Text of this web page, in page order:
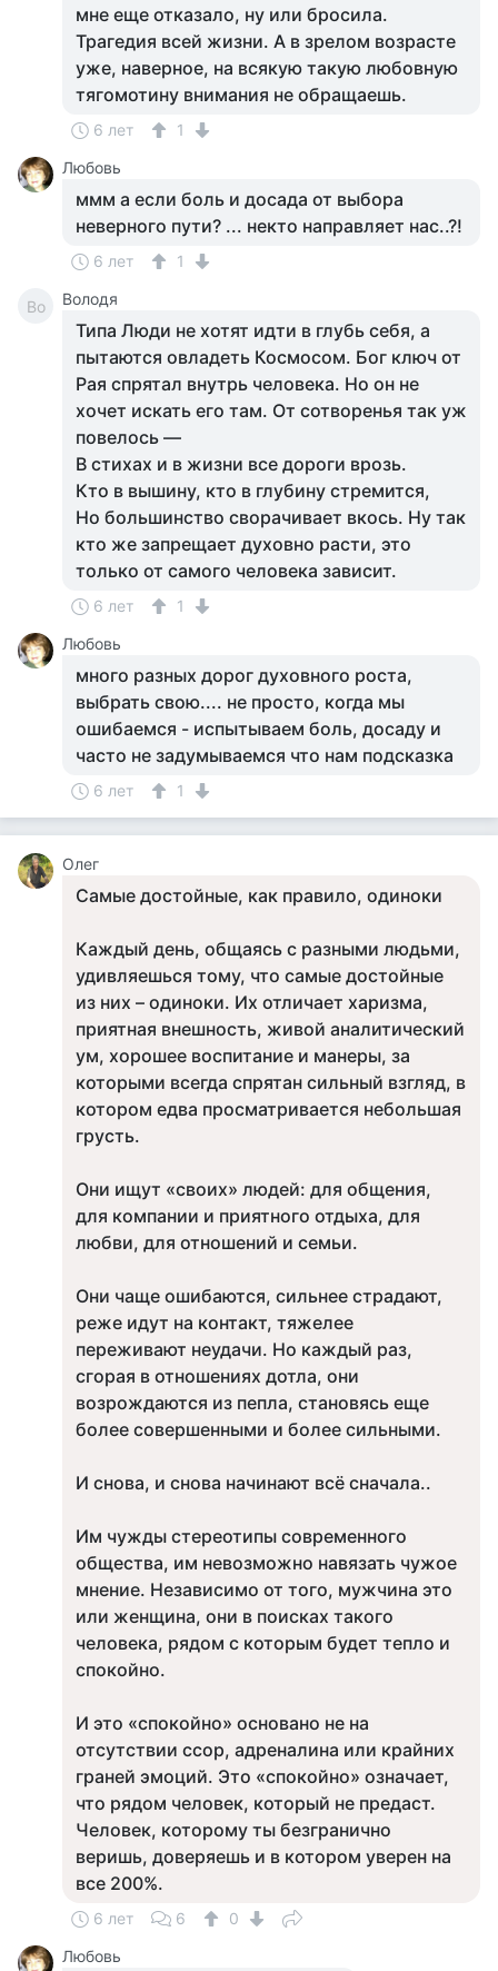
мне еще отказало, ну или бросила.
Трагедия всей жизни. А в зрелом возрасте
уже, наверное, на всякую такую любовную
тягомотину внимания не обращаешь.
6 лет
1
Любовь
ммм а если боль и досада от выбора
неверного пути? ... некто направляет нас..?!
6 лет 1
Во Володя
Типа Люди не хотят идти в глубь себя, а
пытаются овладеть Космосом. Бог ключ от
Рая спрятал внутрь человека. Но он не
хочет искать его там. От сотворенья так уж
повелось —
В стихах и в жизни все дороги врозь.
Кто в вышину, кто в глубину стремится,
Но большинство сворачивает вкось. Ну так
кто же запрещает духовно расти, это
только от самого человека зависит.
6 лет
1
Любовь
много разных дорог духовного роста,
выбрать свою.... не просто, когда мы
ошибаемся - испытываем боль, досаду и
часто не задумываемся что нам подсказка
6 лет 1
Олег
Самые достойные, как правило, одиноки
Каждый день, общаясь с разными людьми,
удивляешься тому, что самые достойные
из них – одиноки. Их отличает харизма,
приятная внешность, живой аналитический
ум, хорошее воспитание и манеры, за
которыми всегда спрятан сильный взгляд, в
котором едва просматривается небольшая
грусть.
Они ищут «своих» людей: для общения,
для компании и приятного отдыха, для
любви, для отношений и семьи.
Они чаще ошибаются, сильнее страдают,
реже идут на контакт, тяжелее
переживают неудачи. Но каждый раз,
сгорая в отношениях дотла, они
возрождаются из пепла, становясь еще
более совершенными и более сильными.
И снова, и снова начинают всё сначала..
Им чужды стереотипы современного
общества, им невозможно навязать чужое
мнение. Независимо от того, мужчина это
или женщина, они в поисках такого
человека, рядом с которым будет тепло и
спокойно.
И это «спокойно» основано не на
отсутствии ссор, адреналина или крайних
граней эмоций. Это «спокойно» означает,
что рядом человек, который не предаст.
Человек, которому ты безгранично
веришь, доверяешь и в котором уверен на
все 200%.
6 лет 6
0
Любовь